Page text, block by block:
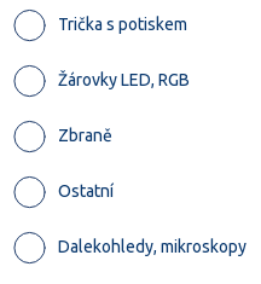
Trička s potiskem
Žárovky LED, RGB
Zbraně
Ostatní
Dalekohledy, mikroskopy